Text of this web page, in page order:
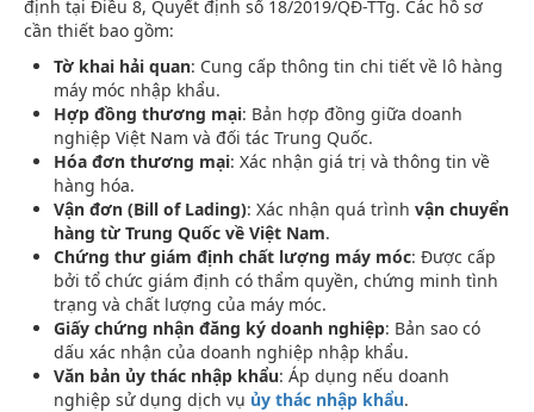
định tại Điều 8, Quyết định số 18/2019/QĐ-TTg. Các hồ sơ
cần thiết bao gồm:
Tờ khai hải quan: Cung cấp thông tin chi tiết về lô hàng
máy móc nhập khẩu.
Hợp đồng thương mại: Bản hợp đồng giữa doanh
nghiệp Việt Nam và đối tác Trung Quốc.
Hóa đơn thương mại: Xác nhận giá trị và thông tin về
hàng hóa.
Vận đơn (Bill of Lading): Xác nhận quá trình vận chuyển
hàng từ Trung Quốc về Việt Nam.
Chứng thư giám định chất lượng máy móc: Được cấp
bởi tổ chức giám định có thẩm quyền, chứng minh tình
trạng và chất lượng của máy móc.
Giấy chứng nhận đăng ký doanh nghiệp: Bản sao có
dấu xác nhận của doanh nghiệp nhập khẩu.
Văn bản ủy thác nhập khẩu: Áp dụng nếu doanh
nghiệp sử dụng dịch vụ ủy thác nhập khẩu.